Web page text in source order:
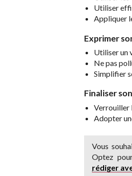
Utiliser
Appliquer
Exprimer
Utiliser un
Ne pas
Simplifier
Finaliser
Verrouiller
Adopter
Vous
Optez
rédiger